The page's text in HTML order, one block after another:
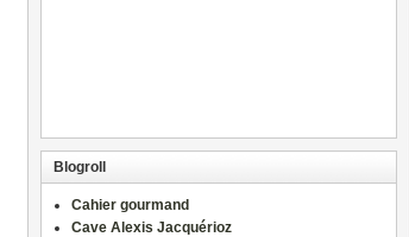
Blogroll
Cahier gourmand
Cave Alexis Jacquérioz